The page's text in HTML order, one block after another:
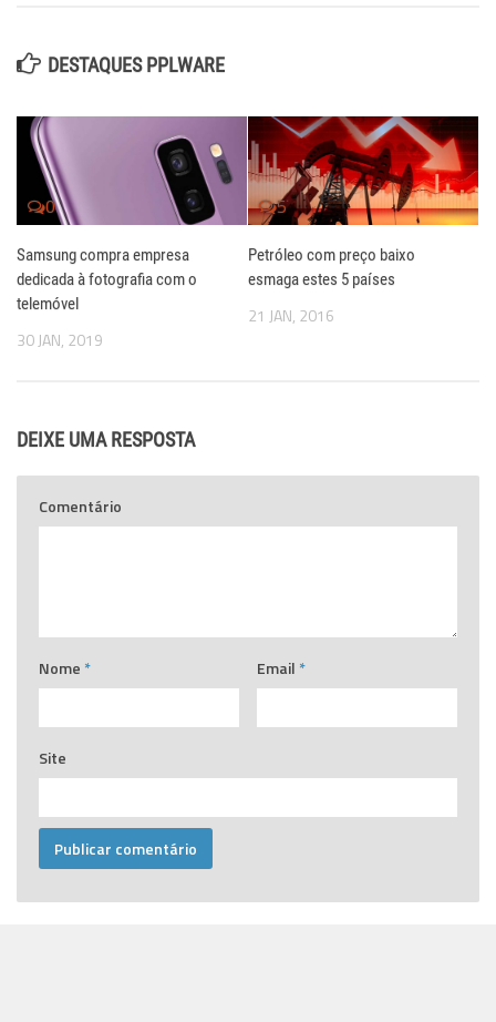
DESTAQUES PPLWARE
0
Samsung compra empresa
dedicada à fotografia com o
telemóvel
30 JAN, 2019
5
Petróleo com preço baixo
esmaga estes 5 países
21 JAN, 2016
DEIXE UMA RESPOSTA
Comentário
Nome * Email *
Site